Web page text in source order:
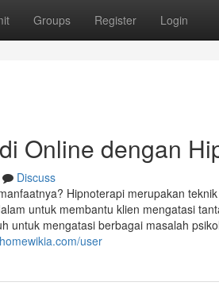
Groups Register Login
Online dengan
Discuss
Hipnoterapi merupakan
untuk membantu klien mengatasi
untuk mengatasi berbagai masalah
user